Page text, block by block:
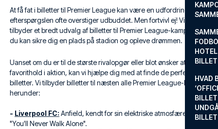
HVAD
At få fat i billetter til Premier League kan være en udfordring, da
efterspørgslen ofte overstiger udbuddet. Men fortvivl ej! Vi
tilbyder et bredt udvalg af billetter til Premier League-kampe, så
du kan sikre dig en plads på stadion og opleve drømmen.
Uanset om du er til de største rivalopgør eller blot ønsker at se dit
favorithold i aktion, kan vi hjælpe dig med at finde de perfekte
billetter. Vi tilbyder billetter til næsten alle Premier League-klubber,
herunder:
- Liverpool FC: Anfield, kendt for sin elektriske atmosfære og
"You'll Never Walk Alone".